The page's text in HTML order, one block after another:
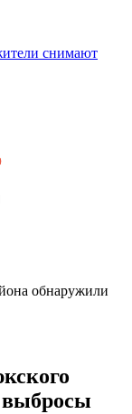
снимают
обнаружили